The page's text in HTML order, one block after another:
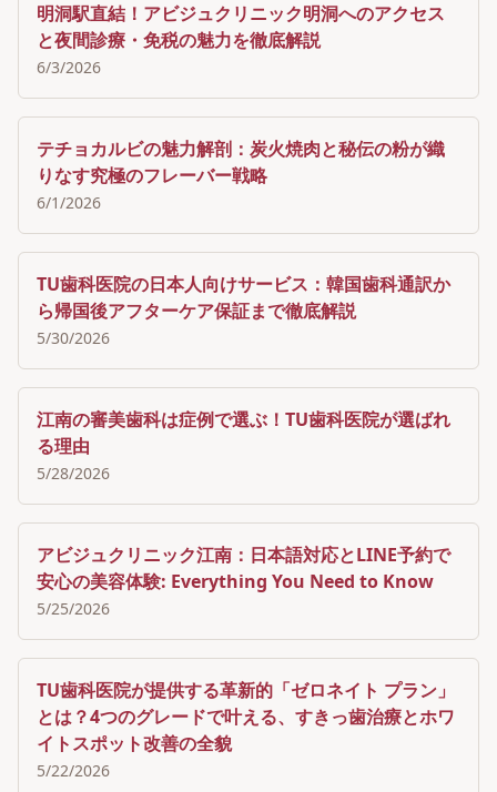
明洞駅直結！アビジュクリニック明洞へのアクセス
と夜間診療・免税の魅力を徹底解説
6/3/2026
テチョカルビの魅力解剖：炭火焼肉と秘伝の粉が織
りなす究極のフレーバー戦略
6/1/2026
TU歯科医院の日本人向けサービス：韓国歯科通訳か
ら帰国後アフターケア保証まで徹底解説
5/30/2026
江南の審美歯科は症例で選ぶ！TU歯科医院が選ばれ
る理由
5/28/2026
アビジュクリニック江南：日本語対応とLINE予約で
安心の美容体験: Everything You Need to Know
5/25/2026
TU歯科医院が提供する革新的「ゼロネイト プラン」
とは？4つのグレードで叶える、すきっ歯治療とホワ
イトスポット改善の全貌
5/22/2026